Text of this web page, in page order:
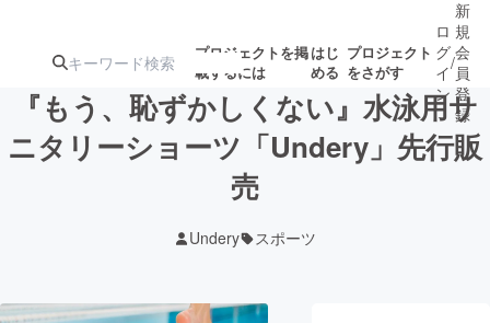
プロジェクトを掲
載するには
はじ
める
プロジェクト
をさがす
注目の新着プロ
ロ
グ
イ
ン
/
新
規
会
員
登
録
『もう、恥ずかしくない』水泳用サ
ニタリーショーツ「Undery」先行販
売
Undery スポーツ